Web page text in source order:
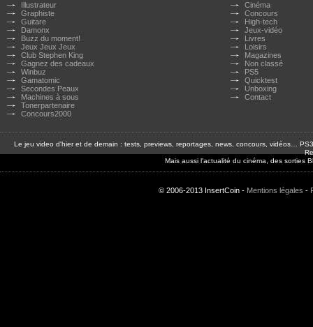
Illustrateur
Graphiste
Guitare
Damonx
Buzz du moment!
Jeux Jeux Jeux
Club Stephen King
Gagnez des cadeaux
Winbuz
Gamatomic
Secondes Peaux
Machines à sous
Tonerpartenaire
Concours2000
Cinéma
Concours
High-tech
Jeux-vidéo
Livres
Loisirs
Magazines
Non classé
PS5
Quicktest
Unboxing
Contact
Le jeu video d'hier et de demain : tests, previews, reportages, news, concours, vidéos…
Mais aussi l'actualité du cinéma, des sorties
© 2006-2013 InsertCoin - Mentions légales -